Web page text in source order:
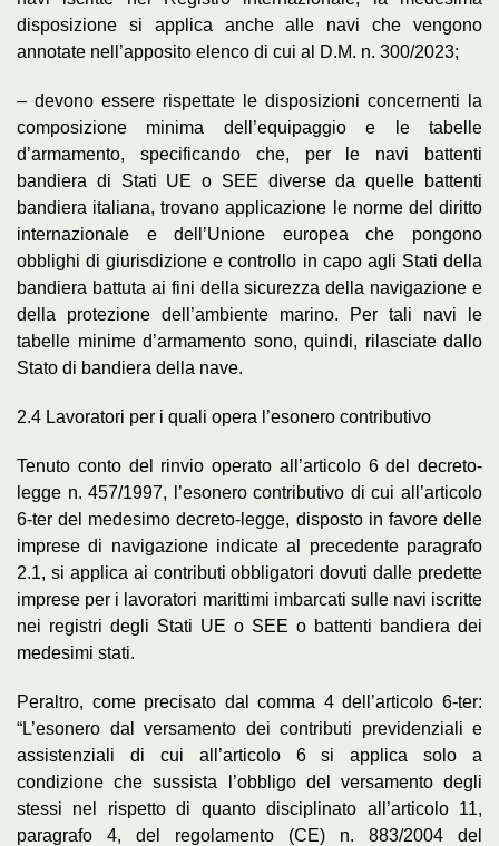
disposizione si applica anche alle navi che vengono
annotate nell’apposito elenco di cui al D.M. n. 300/2023;
– devono essere rispettate le disposizioni concernenti la
composizione minima dell’equipaggio e le tabelle
d’armamento, specificando che, per le navi battenti
bandiera di Stati UE o SEE diverse da quelle battenti
bandiera italiana, trovano applicazione le norme del diritto
internazionale e dell’Unione europea che pongono
obblighi di giurisdizione e controllo in capo agli Stati della
bandiera battuta ai fini della sicurezza della navigazione e
della protezione dell’ambiente marino. Per tali navi le
tabelle minime d’armamento sono, quindi, rilasciate dallo
Stato di bandiera della nave.
2.4 Lavoratori per i quali opera l’esonero contributivo
Tenuto conto del rinvio operato all’articolo 6 del decreto-
legge n. 457/1997, l’esonero contributivo di cui all’articolo
6-ter del medesimo decreto-legge, disposto in favore delle
imprese di navigazione indicate al precedente paragrafo
2.1, si applica ai contributi obbligatori dovuti dalle predette
imprese per i lavoratori marittimi imbarcati sulle navi iscritte
nei registri degli Stati UE o SEE o battenti bandiera dei
medesimi stati.
Peraltro, come precisato dal comma 4 dell’articolo 6-ter:
“L’esonero dal versamento dei contributi previdenziali e
assistenziali di cui all’articolo 6 si applica solo a
condizione che sussista l’obbligo del versamento degli
stessi nel rispetto di quanto disciplinato all’articolo 11,
paragrafo 4, del regolamento (CE) n. 883/2004 del